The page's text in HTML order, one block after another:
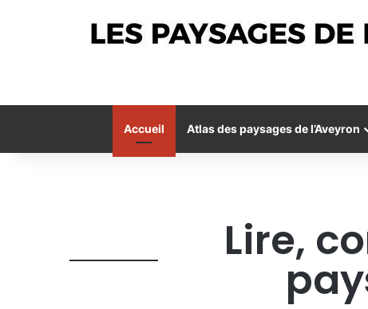
Accueil Atlas des paysages de l’Aveyron
Lire,